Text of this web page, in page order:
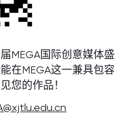
MEGA国际创意媒体盛
在MEGA这一兼具包容
您的作品！